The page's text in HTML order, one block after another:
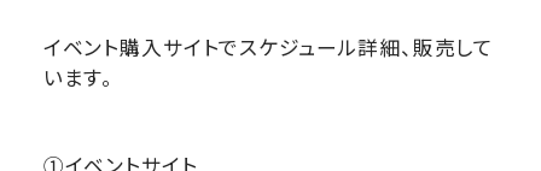
イベント購入サイトでスケジュール詳細、販売して
います。